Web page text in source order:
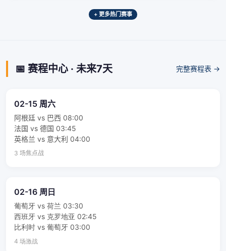
+ 更多热门赛事
📅 赛程中心 · 未来7天 完整赛程表 →
02-15 周六
阿根廷 vs 巴西 08:00
法国 vs 德国 03:45
英格兰 vs 意大利 04:00
3 场焦点战
02-16 周日
葡萄牙 vs 荷兰 03:30
西班牙 vs 克罗地亚 02:45
比利时 vs 葡萄牙 03:00
4 场激战